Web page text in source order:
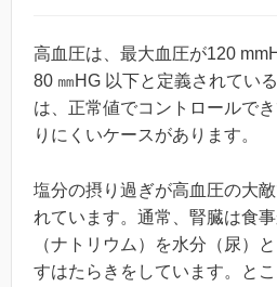
高血圧は、最大血圧が120
80 ㎜HG 以下と定義されてい
は、正常値でコントロールで
りにくいケースがあります。
塩分の摂り過ぎが高血圧の大
れています。通常、腎臓は食
（ナトリウム）を水分（尿）
すはたらきをしています。と